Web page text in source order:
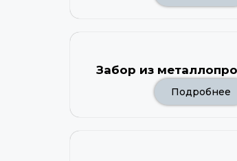
Забор из
Подробнее